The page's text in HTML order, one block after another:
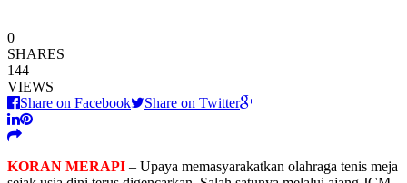
0
SHARES
144
VIEWS
Share on Facebook
Share on Twitter
KORAN MERAPI – Upaya memasyarakatkan olahraga tenis meja